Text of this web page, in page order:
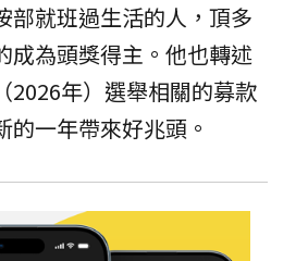
部就班過生活的人，頂多
成為頭獎得主。他也轉述
2026年）選舉相關的募款
的一年帶來好兆頭。